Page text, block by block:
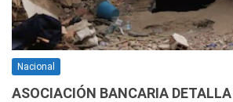
Nacional
ASOCIACIÓN BANCARIA